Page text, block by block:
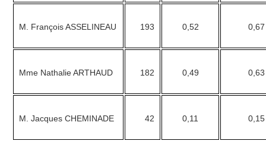
M. François ASSELINEAU 193 0,52 0,67
Mme Nathalie ARTHAUD 182 0,49 0,63
M. Jacques CHEMINADE 42 0,11 0,15